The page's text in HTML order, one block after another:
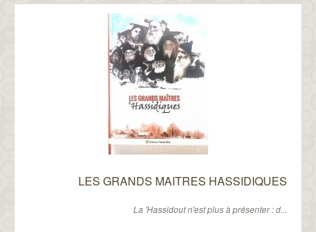
LES GRANDS MAITRES HASSIDIQUES
La 'Hassidout n'est plus à présenter : d...